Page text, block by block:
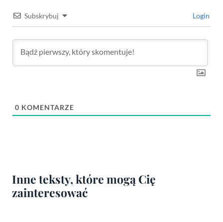
Subskrybuj Login
0 KOMENTARZE
Inne teksty, które mogą Cię
zainteresować